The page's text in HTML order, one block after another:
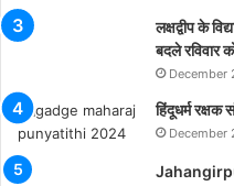
लक्षद्वीप के
बदले रविवार
December
हिंदूधर्म रक्षक
December